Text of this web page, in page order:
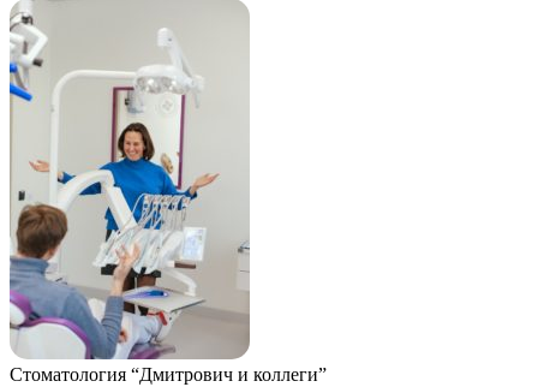
Стоматология “Дмитрович и коллеги”